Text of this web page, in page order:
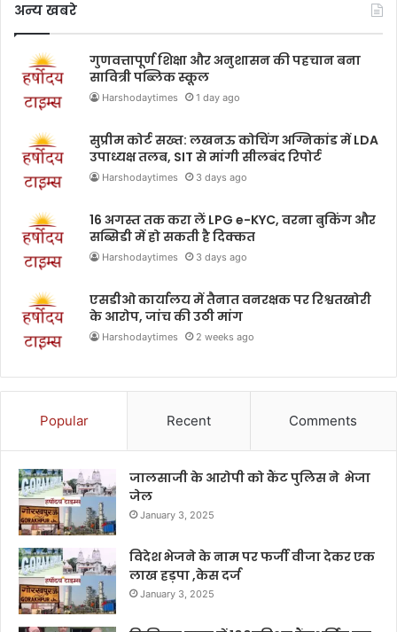
अन्य खबरे
गुणवत्तापूर्ण शिक्षा और अनुशासन की पहचान बना
सावित्री पब्लिक स्कूल
Harshodaytimes 1 day ago
सुप्रीम कोर्ट सख्त: लखनऊ कोचिंग अग्निकांड में LDA
उपाध्यक्ष तलब, SIT से मांगी सीलबंद रिपोर्ट
Harshodaytimes 3 days ago
16 अगस्त तक करा लें LPG e-KYC, वरना बुकिंग और
सब्सिडी में हो सकती है दिक्कत
Harshodaytimes 3 days ago
एसडीओ कार्यालय में तैनात वनरक्षक पर रिश्वतखोरी
के आरोप, जांच की उठी मांग
Harshodaytimes 2 weeks ago
Popular Recent Comments
जालसाजी के आरोपी को कैंट पुलिस ने भेजा
जेल
January 3, 2025
विदेश भेजने के नाम पर फर्जी वीजा देकर एक
लाख हड़पा ,केस दर्ज
January 3, 2025